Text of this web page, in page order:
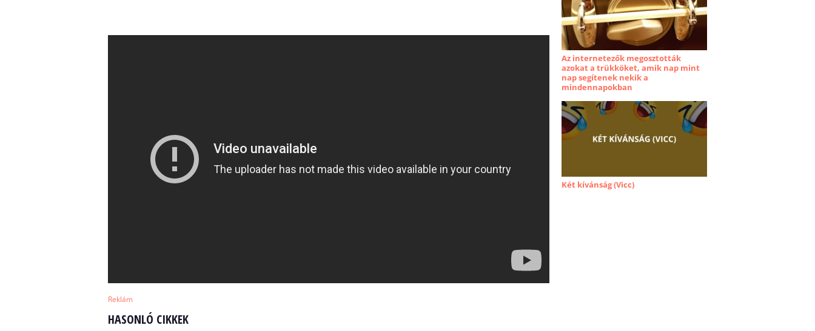
Reklám
HASONLÓ CIKKEK
Az internetezők megosztották
azokat a trükköket, amik nap mint
nap segítenek nekik a
mindennapokban
Két kívánság (Vicc)